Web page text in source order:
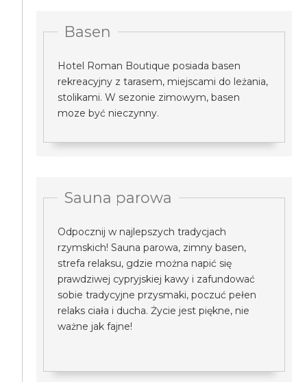
Basen
Hotel Roman Boutique posiada basen
rekreacyjny z tarasem, miejscami do leżania,
stolikami. W sezonie zimowym, basen
moze być nieczynny.
Sauna parowa
Odpocznij w najlepszych tradycjach
rzymskich! Sauna parowa, zimny basen,
strefa relaksu, gdzie można napić się
prawdziwej cypryjskiej kawy i zafundować
sobie tradycyjne przysmaki, poczuć pełen
relaks ciała i ducha. Życie jest piękne, nie
ważne jak fajne!